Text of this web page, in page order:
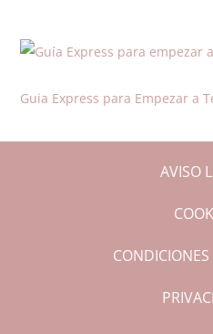
Guia Express para Empezar a
AVISO